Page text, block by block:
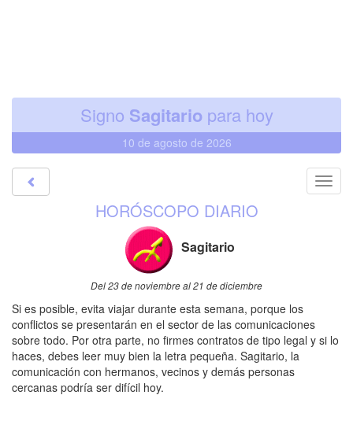
Signo Sagitariopara hoy
10 de agosto de 2026
HORÓSCOPO DIARIO
Sagitario
Del 23 de noviembre al 21 de diciembre
Si es posible, evita viajar durante esta semana, porque los
conflictos se presentarán en el sector de las comunicaciones
sobre todo. Por otra parte, no firmes contratos de tipo legal y si lo
haces, debes leer muy bien la letra pequeña. Sagitario, la
comunicación con hermanos, vecinos y demás personas
cercanas podría ser difícil hoy.